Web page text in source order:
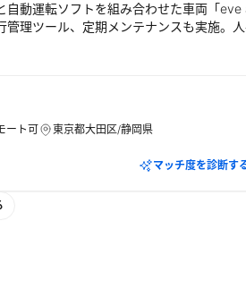
自動運転ソフトを組み合わせた車両「
理ツール、定期メンテナンスも実施。
ート可 東京都大田区/静岡県
マッチ度を診断す